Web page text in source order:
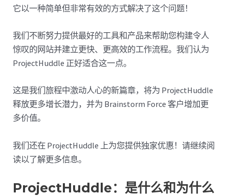
它以一种简单但非常有效的方式解决了这个问题！
我们不断努力提供最好的工具和产品来帮助您构建令人
惊叹的网站并建立更快、更高效的工作流程。我们认为
ProjectHuddle 正好适合这一点。
这是我们旅程中激动人心的新篇章，将为 ProjectHuddle
释放更多增长潜力，并为 Brainstorm Force 客户增加更
多价值。
我们还在 ProjectHuddle 上为您提供独家优惠！请继续阅
读以了解更多信息。
ProjectHuddle：是什么和为什么